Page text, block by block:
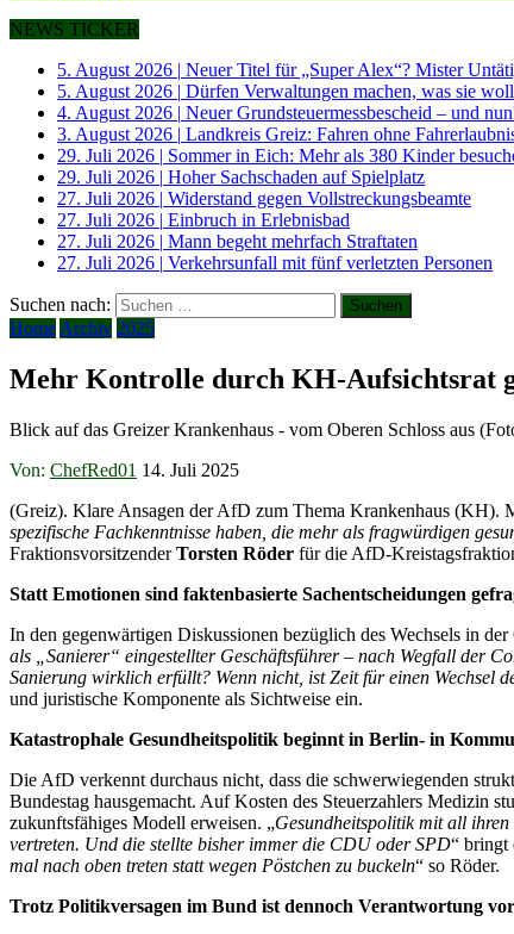
NEWS TICKER
5. August 2026 | Neuer Titel für „Super Alex“? Mister
5. August 2026 | Dürfen Verwaltungen machen, was sie
4. August 2026 | Neuer Grundsteuermessbescheid – und
3. August 2026 | Landkreis Greiz: Fahren ohne
29. Juli 2026 | Sommer in Eich: Mehr als 380 Kinder
29. Juli 2026 | Hoher Sachschaden auf Spielplatz
27. Juli 2026 | Widerstand gegen Vollstreckungsbeamte
27. Juli 2026 | Einbruch in Erlebnisbad
27. Juli 2026 | Mann begeht mehrfach Straftaten
27. Juli 2026 | Verkehrsunfall mit fünf verletzten Personen
Suchen nach:
Home Archiv 2025
Mehr Kontrolle durch KH-Aufsichtsrat
Blick auf das Greizer Krankenhaus - vom Oberen Schloss aus
Von: ChefRed01 14. Juli 2025
(Greiz). Klare Ansagen der AfD zum Thema Krankenhaus (KH).
spezifische Fachkenntnisse haben, die mehr als fragwürdigen
FraktionsvorsitzenderTorsten Röder für die AfD-
Statt Emotionen sind faktenbasierte Sachentscheidungen
In den gegenwärtigen Diskussionen bezüglich des Wechsels in
als „Sanierer“ eingestellter Geschäftsführer – nach Wegfall der
Sanierung wirklich erfüllt? Wenn nicht, ist Zeit für einen Wechsel
und juristische Komponente als Sichtweise ein.
Katastrophale Gesundheitspolitik beginnt in Berlin- in
Die AfD verkennt durchaus nicht, dass die schwerwiegenden
Bundestag hausgemacht. Auf Kosten des Steuerzahlers Medizin
zukunftsfähiges Modell erweisen. „Gesundheitspolitik mit all
vertreten. Und die stellte bisher immer die CDU oder SPD“ bringt
mal nach oben treten statt wegen Pöstchen zu buckeln“ so Röder.
Trotz Politikversagen im Bund ist dennoch Verantwortung